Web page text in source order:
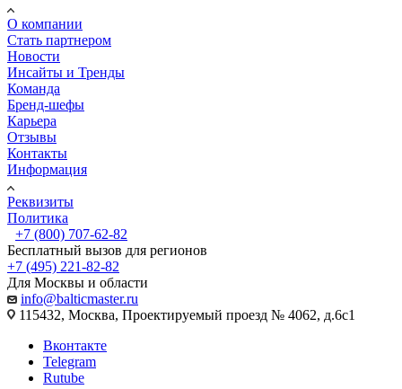
О компании
Стать партнером
Новости
Инсайты и Тренды
Команда
Бренд-шефы
Карьера
Отзывы
Контакты
Информация
Реквизиты
Политика
+7 (800) 707-62-82
Бесплатный вызов для регионов
+7 (495) 221-82-82
Для Москвы и области
info@balticmaster.ru
115432, Москва, Проектируемый проезд № 4062, д.6с1
Вконтакте
Telegram
Rutube